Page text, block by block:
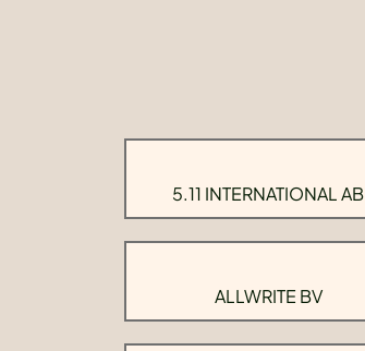
5.11 INTERNATIONAL AB
ALLWRITE BV